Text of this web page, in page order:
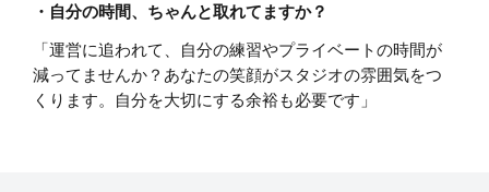
・自分の時間、ちゃんと取れてますか？
「運営に追われて、自分の練習やプライベートの時間が
減ってませんか？あなたの笑顔がスタジオの雰囲気をつ
くります。自分を大切にする余裕も必要です」